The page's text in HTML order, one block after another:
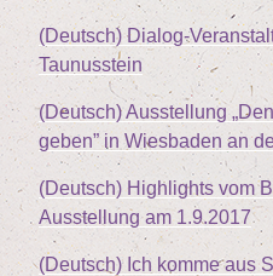
(Deutsch) Dia­log-
Taunusstein
(Deutsch) Aus­stel­lung „
geben” in Wies­ba­den an
(Deutsch) High­lights vom
Aus­stel­lung am1.9.2017
(Deutsch) Ich kom­me aus